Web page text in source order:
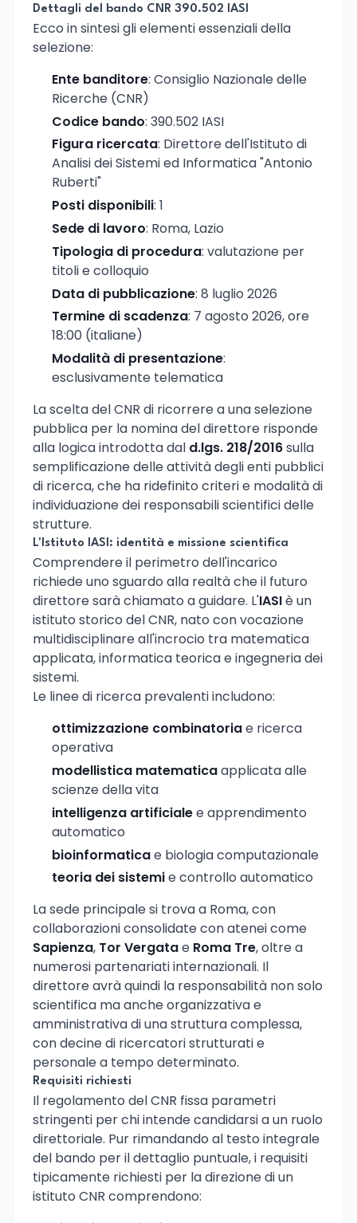
Dettagli del bando CNR 390.502 IASI
Ecco in sintesi gli elementi essenziali della
selezione:
Ente banditore: Consiglio Nazionale delle
Ricerche (CNR)
Codice bando: 390.502 IASI
Figura ricercata: Direttore dell'Istituto di
Analisi dei Sistemi ed Informatica "Antonio
Ruberti"
Posti disponibili: 1
Sede di lavoro: Roma, Lazio
Tipologia di procedura: valutazione per
titoli e colloquio
Data di pubblicazione: 8 luglio 2026
Termine di scadenza: 7 agosto 2026, ore
18:00 (italiane)
Modalità di presentazione:
esclusivamente telematica
La scelta del CNR di ricorrere a una selezione
pubblica per la nomina del direttore risponde
alla logica introdotta dal d.lgs. 218/2016sulla
semplificazione delle attività degli enti pubblici
di ricerca, che ha ridefinito criteri e modalità di
individuazione dei responsabili scientifici delle
strutture.
L'Istituto IASI: identità e missione scientifica
Comprendere il perimetro dell'incarico
richiede uno sguardo alla realtà che il futuro
direttore sarà chiamato a guidare. L'IASIè un
istituto storico del CNR, nato con vocazione
multidisciplinare all'incrocio tra matematica
applicata, informatica teorica e ingegneria dei
sistemi.
Le linee di ricerca prevalenti includono:
ottimizzazione combinatoriae ricerca
operativa
modellistica matematicaapplicata alle
scienze della vita
intelligenza artificialee apprendimento
automatico
bioinformaticae biologia computazionale
teoria dei sistemie controllo automatico
La sede principale si trova a Roma, con
collaborazioni consolidate con atenei come
Sapienza, Tor Vergatae Roma Tre, oltre a
numerosi partenariati internazionali. Il
direttore avrà quindi la responsabilità non solo
scientifica ma anche organizzativa e
amministrativa di una struttura complessa,
con decine di ricercatori strutturati e
personale a tempo determinato.
Requisiti richiesti
Il regolamento del CNR fissa parametri
stringenti per chi intende candidarsi a un ruolo
direttoriale. Pur rimandando al testo integrale
del bando per il dettaglio puntuale, i requisiti
tipicamente richiesti per la direzione di un
istituto CNR comprendono: